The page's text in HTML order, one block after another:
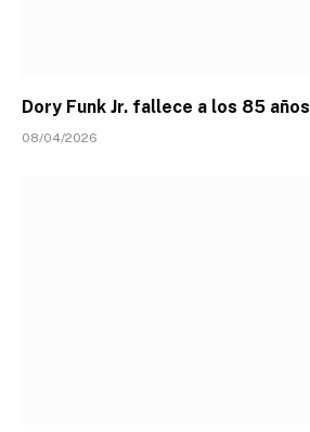
Dory Funk Jr. fallece a los 85 años
08/04/2026